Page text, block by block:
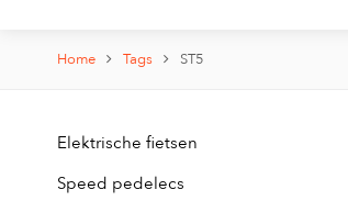
Home Tags ST5
Elektrische fietsen
Speed pedelecs